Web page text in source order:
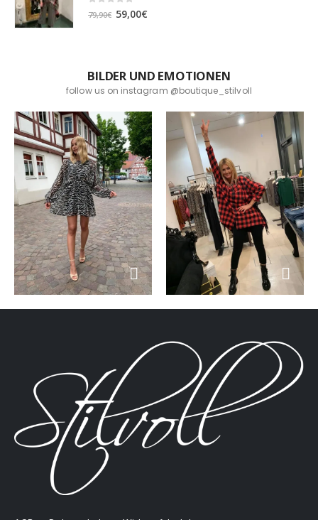
out of 5
79,90€ Ursprünglicher
59,00€
BILDER UND EMOTIONEN
follow us on instagram @boutique_stilvoll